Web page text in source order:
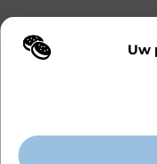
Uw
Wij maken gebruik van